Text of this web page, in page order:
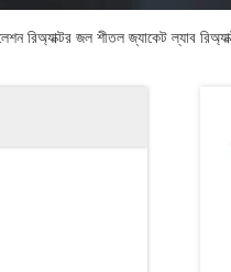
রিঅ্যাক্টর জল শীতল জ্যাকেট ল্যাব